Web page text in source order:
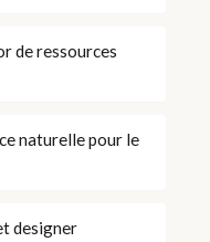
de ressources
naturelle pour le
designer